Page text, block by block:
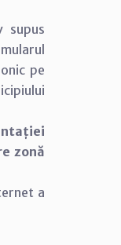
supus
pe
zonă
a